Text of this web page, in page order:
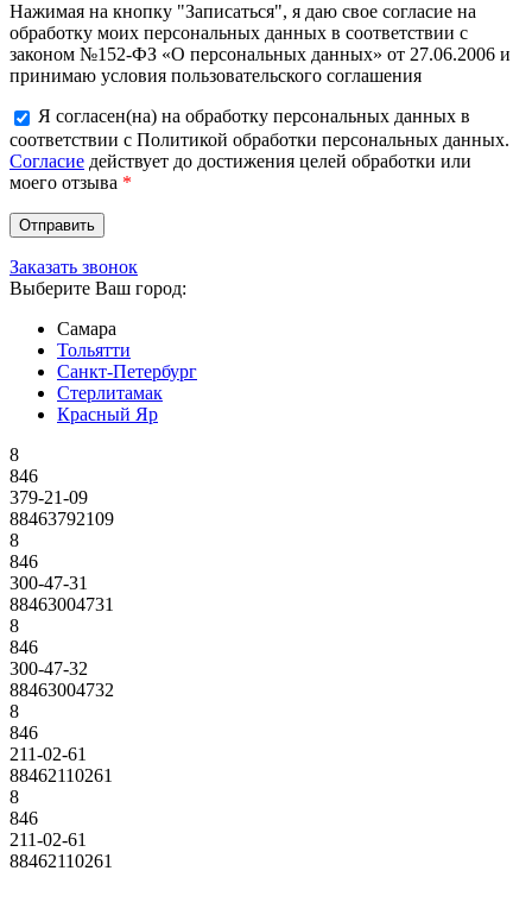
Нажимая на кнопку "Записаться", я даю свое согласие на
обработку моих персональных данных в соответствии с
законом №152-ФЗ «О персональных данных» от 27.06.2006 и
принимаю условия пользовательского соглашения
Я согласен(на) на обработку персональных данных в
соответствии с Политикой обработки персональных данных.
Согласие действует до достижения целей обработки или
моего отзыва *
Заказать звонок
Выберите Ваш город:
Самара
Тольятти
Санкт-Петербург
Стерлитамак
Красный Яр
8
846
379-21-09
88463792109
8
846
300-47-31
88463004731
8
846
300-47-32
88463004732
8
846
211-02-61
88462110261
8
846
211-02-61
88462110261